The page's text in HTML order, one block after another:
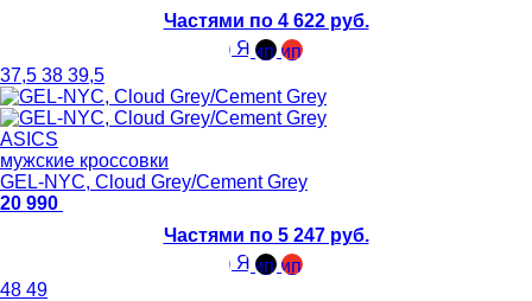
Частями по 4 622 руб.
37,5 38 39,5
ASICS
мужские кроссовки
GEL-NYC, Cloud Grey/Cement Grey
20 990
Частями по 5 247 руб.
48 49